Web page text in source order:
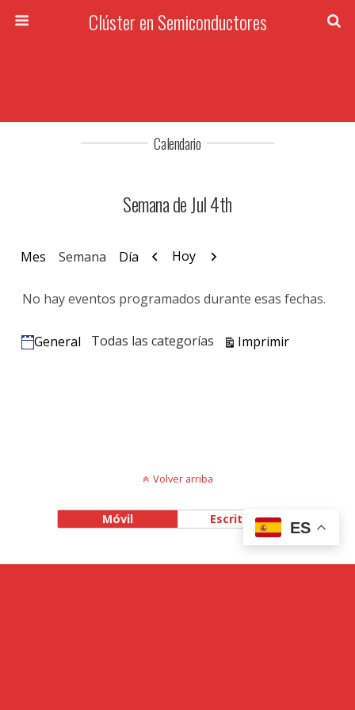
Clúster en Semiconductores
Calendario
Semana de Jul 4th
Mes Semana Día Anterior
Hoy Siguiente
No hay eventos programados durante esas fechas.
Categorías
General Todas las categorías ImprimirVistas
Volver arriba
Móvil Escritorio
ES